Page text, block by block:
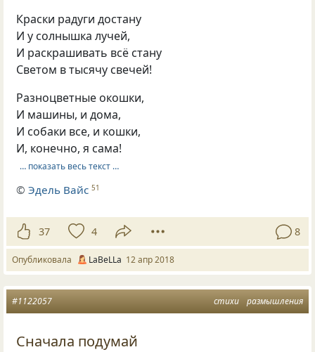
Краски радуги достану
И у солнышка лучей,
И раскрашивать всё стану
Светом в тысячу свечей!
Разноцветные окошки,
И машины, и дома,
И собаки все, и кошки,
И, конечно, я сама!
… показать весь текст …
©Эдель Вайс 51
37 4 8
Опубликовала LaBeLLa 12 апр 2018
стихи размышления
#1122057
Сначала подумай